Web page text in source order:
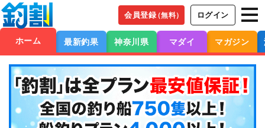
会員登録（無料） ログイン
ホーム 最新釣果 神奈川県 マダイ マガジン